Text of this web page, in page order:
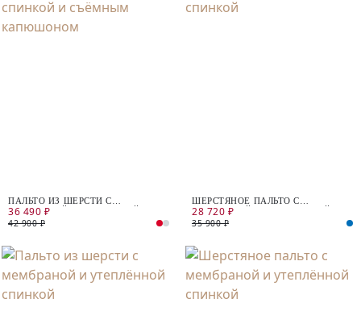
ПАЛЬТО ИЗ ШЕРСТИ С
МЕМБРАНОЙ, УТЕПЛЁННОЙ
СПИНКОЙ И СЪЁМНЫМ
36 490 ₽
42 900 ₽
ШЕРСТЯНОЕ ПАЛЬТО С
МЕМБРАНОЙ И УТЕПЛЁННОЙ
СПИНКОЙ
28 720 ₽
35 900 ₽